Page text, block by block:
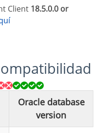
Client 18.5.0.0 or
Oracle database
version